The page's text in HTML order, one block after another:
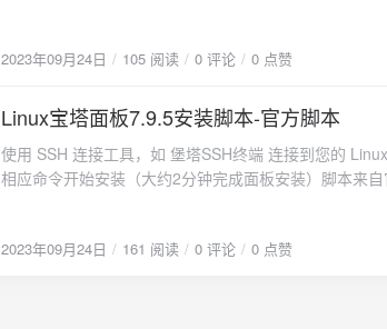
null,name varchar(20) not null,age tinyint);学号 整数 7
表的创建命令create user 'ysf'@'127.0.0.1' identified by 'ysf123！'; 创建用
pysf123! -h127.0.0.1 登录用户，记得加ip地址show character set; 查看支持的所有字符集show
tables from ysf; 查看有哪些库desc ysf.ysftable; 查看库的表结构（库名加表名）insert into
ysftable(id,name,age)
name列的内容select * from ysftable order by age; 查看ysftable表内容并倒序select * from
2023年09月24日 105 阅读 0 评论 0 点赞
2023-09-24
Linux宝塔面板7.9.5安装脚本-官方脚本
使用 SSH 连接工具，如 堡塔SSH终端 连接到您的
相应命令开始安装（大约2分钟完成面板安装）脚本来
ubuntu_6.0.sh && sudo bash install.sh ed8484bec
http://download.bt.cn/install/install-ubuntu_6.0.sh &&
本:if [ -f /usr/bin/curl ];then curl -sSO https://
O install_panel.sh https://download.bt.cn/install/
2023年09月24日 161 阅读 0 评论 0 点赞